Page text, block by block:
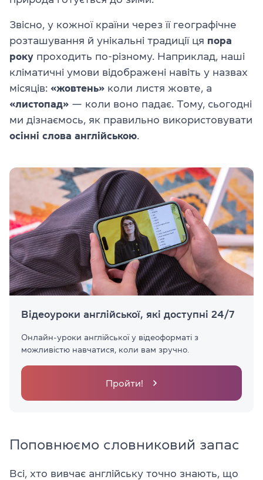
Звісно, у кожної країни через її географічне
розташування й унікальні традиції ця пора
року проходить по-різному. Наприклад, наші
кліматичні умови відображені навіть у назвах
місяців: «жовтень» коли листя жовте, а
«листопад» — коли воно падає. Тому, сьогодні
ми дізнаємось, як правильно використовувати
осінні слова англійською
Відеоуроки англійської, які доступні 24/7
Онлайн-уроки англійської у відеоформаті з
можливістю навчатися, коли вам зручно.
Пройти!
Поповнюємо словниковий запас
Всі, хто вивчає англійську точно знають, що